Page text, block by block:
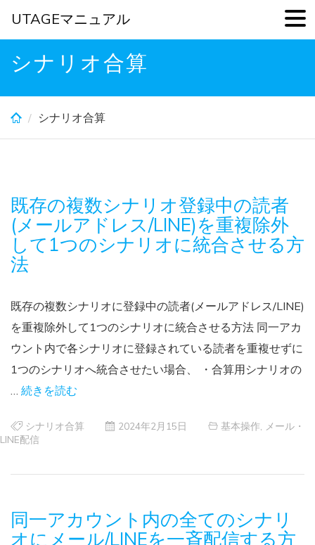
Skip
シナリオ合算
シナリオ合算
既存の複数シナリオ登録中の読者
(メールアドレス/LINE)を重複除外
して1つのシナリオに統合させる方
法
既存の複数シナリオに登録中の読者(メールアドレス/LINE)
を重複除外して1つのシナリオに統合させる方法 同一アカ
ウント内で各シナリオに登録されている読者を重複せずに
1つのシナリオへ統合させたい場合、 ・合算用シナリオの
… 続きを読む
シナリオ合算 2024年2月15日 基本操作
メール・
LINE配信
同一アカウント内の全てのシナリ
オにメール/LINEを一斉配信する方
UTAGEマニュアル